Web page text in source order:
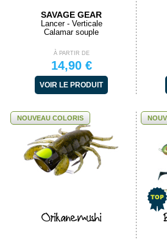
SAVAGE GEAR
Lancer - Verticale
Calamar souple
À PARTIR DE
14,90 €
VOIR LE PRODUIT
NOUVEAU COLORIS
Orikanemushi